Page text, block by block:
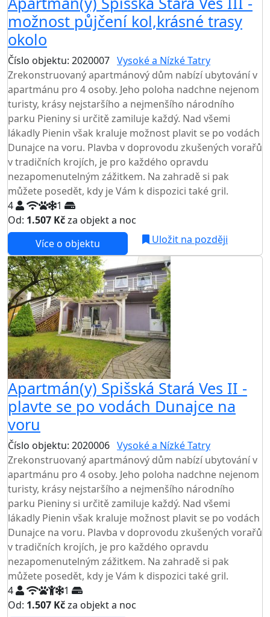
možnost půjčení kol,krásné trasy
okolo
Číslo objektu: 2020007 Vysoké a Nízké Tatry
Zrekonstruovaný apartmánový dům nabízí ubytování v
apartmánu pro 4 osoby. Jeho poloha nadchne nejenom
turisty, krásy nejstaršího a nejmenšího národního
parku Pieniny si určitě zamiluje každý. Nad všemi
lákadly Pienin však kraluje možnost plavit se po vodách
Dunajce na voru. Plavba v doprovodu zkušených vorařů
v tradičních krojích, je pro každého opravdu
nezapomenutelným zážitkem. Na zahradě si pak
můžete posedět, kdy je Vám k dispozici také gril.
4
1
Od: 1.507 Kčza objekt a noc
Více o objektu
Uložit na později
Apartmán(y) Spišská Stará Ves II -
plavte se po vodách Dunajce na
voru
Číslo objektu: 2020006 Vysoké a Nízké Tatry
Zrekonstruovaný apartmánový dům nabízí ubytování v
apartmánu pro 4 osoby. Jeho poloha nadchne nejenom
turisty, krásy nejstaršího a nejmenšího národního
parku Pieniny si určitě zamiluje každý. Nad všemi
lákadly Pienin však kraluje možnost plavit se po vodách
Dunajce na voru. Plavba v doprovodu zkušených vorařů
v tradičních krojích, je pro každého opravdu
nezapomenutelným zážitkem. Na zahradě si pak
můžete posedět, kdy je Vám k dispozici také gril.
4
1
Od: 1.507 Kčza objekt a noc